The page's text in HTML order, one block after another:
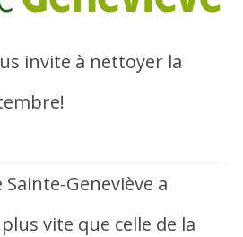
invite à nettoyer la
Geneviève a
vite que celle de la